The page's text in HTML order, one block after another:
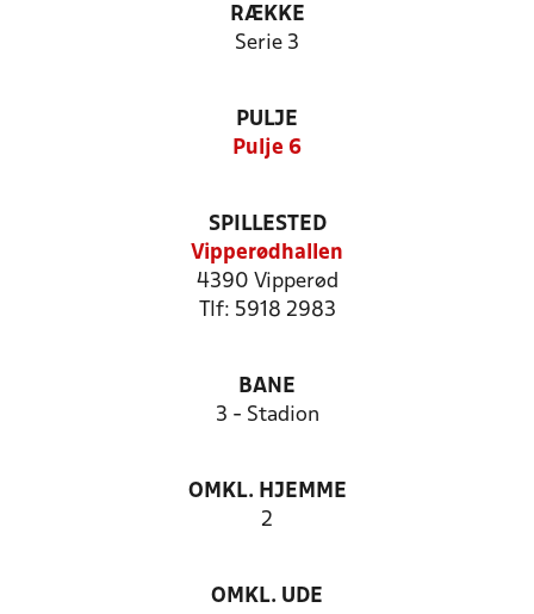
RÆKKE
Serie 3
PULJE
Pulje 6
SPILLESTED
Vipperødhallen
4390 Vipperød
Tlf: 5918 2983
BANE
3 - Stadion
OMKL. HJEMME
2
OMKL. UDE